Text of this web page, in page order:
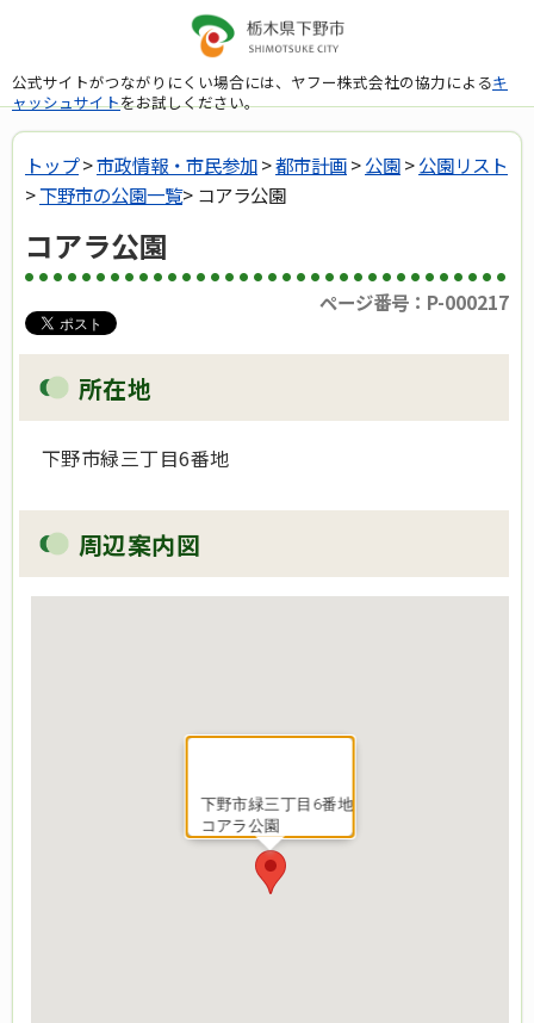
公式サイトがつながりにくい場合には、ヤフー株式会社の協力によるキ
ャッシュサイトをお試しください。
トップ>市政情報・市民参加>都市計画>公園>公園リスト
>下野市の公園一覧> コアラ公園
コアラ公園
ページ番号：P-000217
所在地
下野市緑三丁目6番地
周辺案内図
下野市緑三丁目6番地
コアラ公園